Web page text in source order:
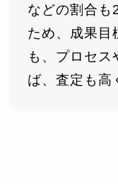
などの割合も
ため、成果目
も、プロセス
ば、査定も高